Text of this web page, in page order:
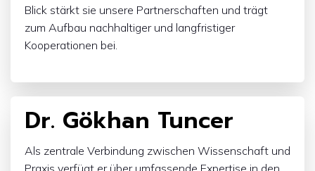
Blick stärkt sie unsere Partnerschaften und trägt
zum Aufbau nachhaltiger und langfristiger
Kooperationen bei.
Dr. Gökhan Tuncer
Als zentrale Verbindung zwischen Wissenschaft und
Praxis verfügt er über umfassende Expertise in den